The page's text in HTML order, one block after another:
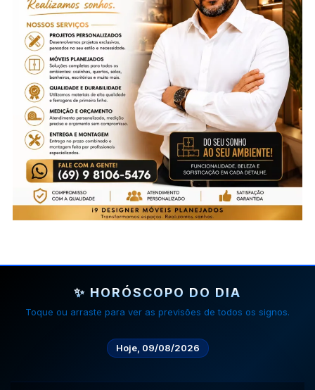
✨ HORÓSCOPO DO DIA
Toque ou arraste para ver as previsões de todos os signos.
Hoje, 09/08/2026